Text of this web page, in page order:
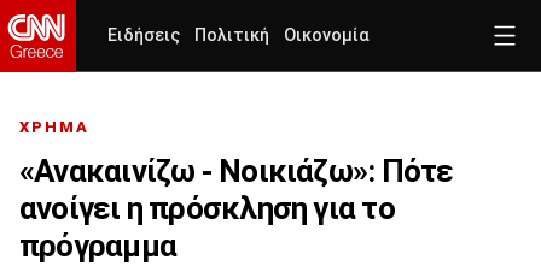
Ειδήσεις Πολιτική Οικονομία
ΧΡΗΜΑ
«Ανακαινίζω - Νοικιάζω»: Πότε
ανοίγει η πρόσκληση για το
πρόγραμμα